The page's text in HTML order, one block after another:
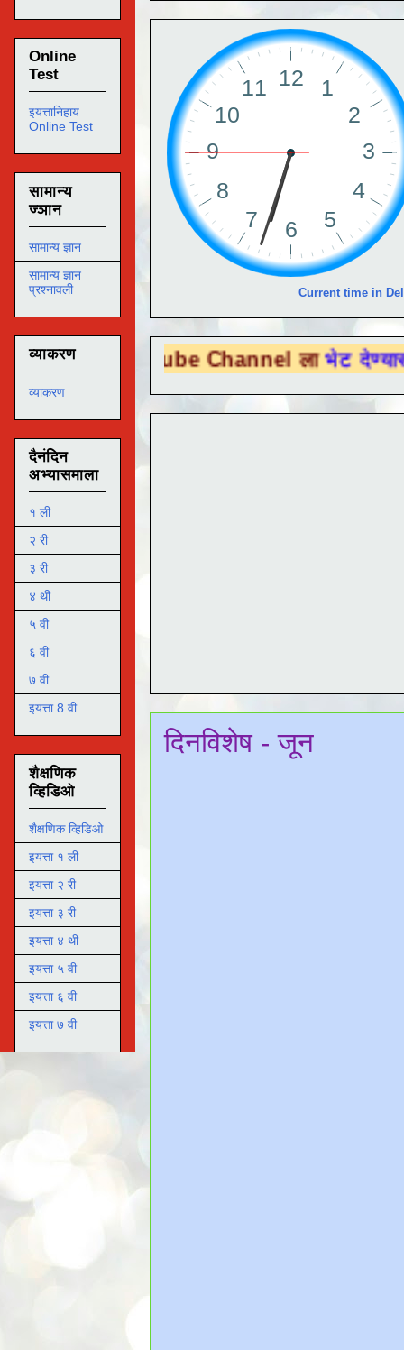
Current time in
Tube Channel ला भेट देण्यासाठी येथे
दिनविशेष - जून
Online
Test
इयत्तानिहाय
Online Test
सामान्य
ज्ञान
सामान्य ज्ञान
सामान्य ज्ञान
प्रश्नावली
व्याकरण
व्याकरण
दैनंदिन
अभ्यासमाला
१ ली
२ री
३ री
४ थी
५ वी
६ वी
७ वी
इयत्ता 8 वी
शैक्षणिक
व्हिडिओ
शैक्षणिक व्हिडिओ
इयत्ता १ ली
इयत्ता २ री
इयत्ता ३ री
इयत्ता ४ थी
इयत्ता ५ वी
इयत्ता ६ वी
इयत्ता ७ वी